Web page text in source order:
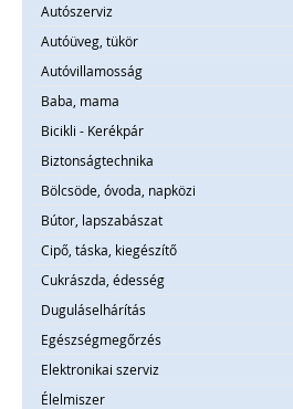
Autószerviz
Autóüveg, tükör
Autóvillamosság
Baba, mama
Bicikli - Kerékpár
Biztonságtechnika
Bölcsöde, óvoda, napközi
Bútor, lapszabászat
Cipő, táska, kiegészítő
Cukrászda, édesség
Duguláselhárítás
Egészségmegőrzés
Elektronikai szerviz
Élelmiszer